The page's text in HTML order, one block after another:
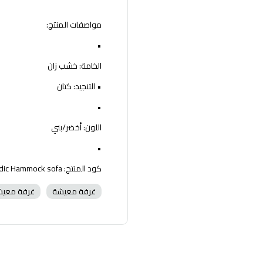
مواصفات المنتج:
•
الخامة: خشب زان
• التنجيد: كتان
•
اللون: أخضر/بني
•
كود المنتج: Nordic Hammock sofa
غرفة معيشة
غرفة